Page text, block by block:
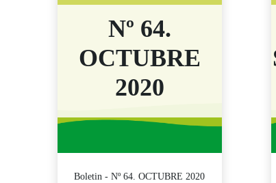
Nº 64.
OCTUBRE
2020
Boletin - Nº 64. OCTUBRE 2020